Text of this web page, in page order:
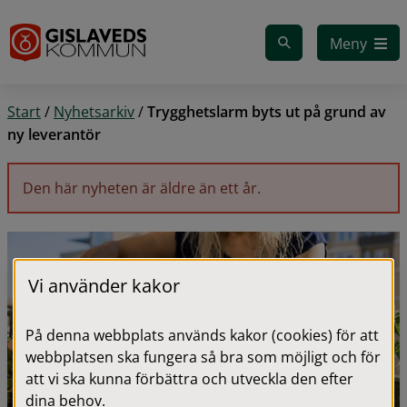
Meny
Start/ Nyhetsarkiv/Trygghetslarm byts ut på grund av
ny leverantör
Den här nyheten är äldre än ett år.
Vi använder kakor
På denna webbplats används kakor (cookies) för att
webbplatsen ska fungera så bra som möjligt och för
att vi ska kunna förbättra och utveckla den efter
dina behov.